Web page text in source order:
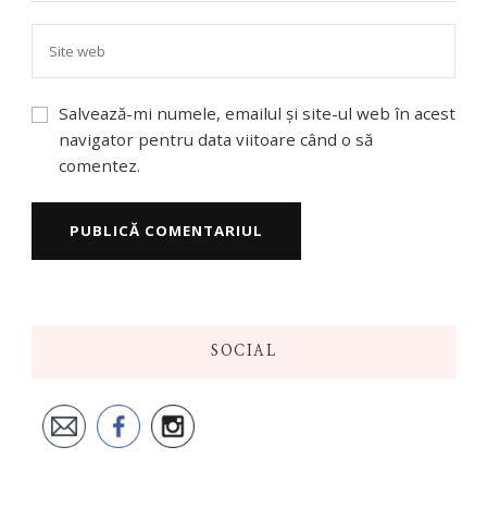
Salvează-mi numele, emailul și site-ul web în acest
navigator pentru data viitoare când o să
comentez.
SOCIAL